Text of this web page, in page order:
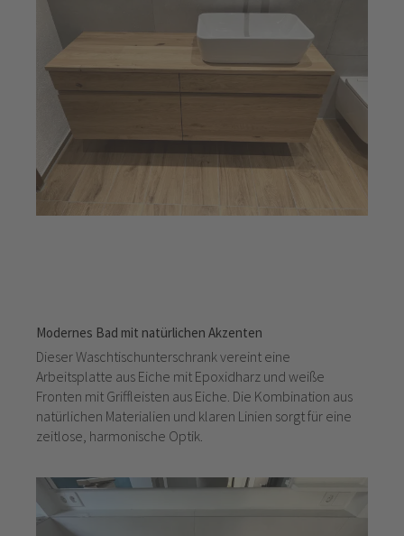
Modernes Bad mit natürlichen Akzenten
Dieser Waschtischunterschrank vereint eine
Arbeitsplatte aus Eiche mit Epoxidharz und weiße
Fronten mit Griffleisten aus Eiche. Die Kombination aus
natürlichen Materialien und klaren Linien sorgt für eine
zeitlose, harmonische Optik.